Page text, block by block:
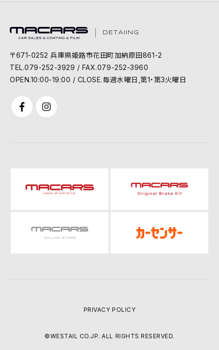
DETAIING
〒671-0252 兵庫県姫路市花田町加納原田861-2
TEL.079-252-3929 / FAX.079-252-3960
OPEN.10:00-19:00 / CLOSE.毎週水曜日,第1・第3火曜日
PRIVACY POLICY
©WESTAIL CO.JP. ALL RIGHTS RESERVED.